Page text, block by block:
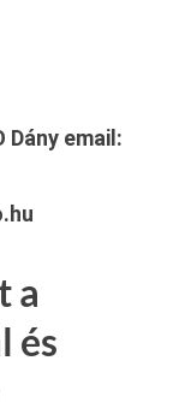
Dány email:
a
és